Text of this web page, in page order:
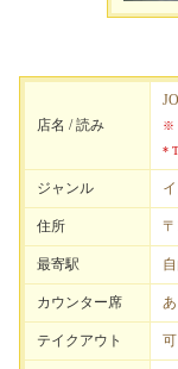
店名 / 読み
※
*
ジャンル
住所
最寄駅
カウンター席
テイクアウト 可